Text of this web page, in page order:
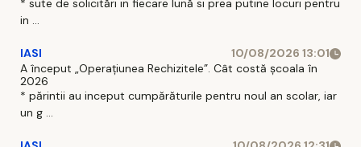
* sute de solicitări in fiecare lună si prea putine locuri pentru
in ...
IASI
10/08/2026 13:01
A început „Operațiunea Rechizitele”. Cât costă școala în
2026
* părintii au inceput cumpărăturile pentru noul an scolar, iar
un g ...